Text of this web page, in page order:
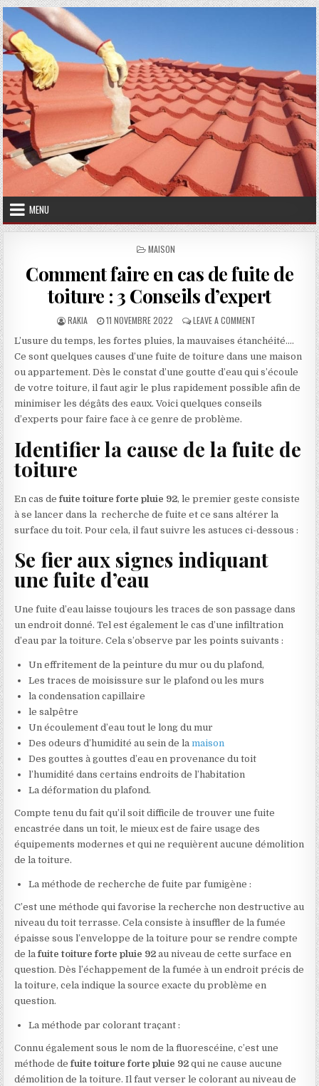
Skip to content
MENU
POSTED IN
MAISON
Comment faire en cas de fuite de
toiture : 3 Conseils d’expert
AUTHOR:
RAKIA PUBLISHED DATE:
11 NOVEMBRE 2022 LEAVE A COMMENTON COMMENT
L’usure du temps, les fortes pluies, la mauvaises étanchéité….
Ce sont quelques causes d’une fuite de toiture dans une maison
ou appartement. Dès le constat d’une goutte d’eau qui s’écoule
de votre toiture, il faut agir le plus rapidement possible afin de
minimiser les dégâts des eaux. Voici quelques conseils
d’experts pour faire face à ce genre de problème.
Identifier la cause de la fuite de
toiture
En cas defuite toiture forte pluie 92, le premier geste consiste
à se lancer dans la recherche de fuite et ce sans altérer la
surface du toit. Pour cela, il faut suivre les astuces ci-dessous :
Se fier aux signes indiquant
une fuite d’eau
Une fuite d’eau laisse toujours les traces de son passage dans
un endroit donné. Tel est également le cas d’une infiltration
d’eau par la toiture. Cela s’observe par les points suivants :
Un effritement de la peinture du mur ou du plafond,
Les traces de moisissure sur le plafond ou les murs
la condensation capillaire
le salpêtre
Un écoulement d’eau tout le long du mur
Des odeurs d’humidité au sein de lamaison
Des gouttes à gouttes d’eau en provenance du toit
l’humidité dans certains endroits de l’habitation
La déformation du plafond.
Compte tenu du fait qu’il soit difficile de trouver une fuite
encastrée dans un toit, le mieux est de faire usage des
équipements modernes et qui ne requièrent aucune démolition
de la toiture.
La méthode de recherche de fuite par fumigène :
C’est une méthode qui favorise la recherche non destructive au
niveau du toit terrasse. Cela consiste à insuffler de la fumée
épaisse sous l’enveloppe de la toiture pour se rendre compte
de lafuite toiture forte pluie 92au niveau de cette surface en
question. Dès l’échappement de la fumée à un endroit précis de
la toiture, cela indique la source exacte du problème en
question.
La méthode par colorant traçant :
Connu également sous le nom de la fluorescéine, c’est une
méthode defuite toiture forte pluie 92qui ne cause aucune
démolition de la toiture. Il faut verser le colorant au niveau de